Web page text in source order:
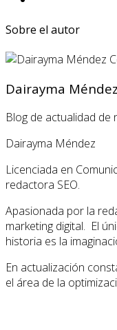
Sobre el autor
Dairayma
Blog de actualidad
Dairayma Méndez
Licenciada en
redactora SEO.
Apasionada por la
marketing digital. El
historia es la
En actualización
el área de la